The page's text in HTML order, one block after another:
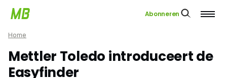
Abonneren
Home
Mettler Toledo introduceert de
Easyfinder